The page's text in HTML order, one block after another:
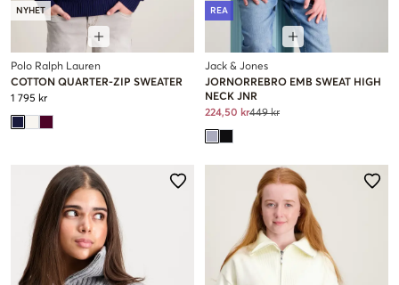
NYHET
Polo Ralph Lauren
COTTON QUARTER-ZIP SWEATER
1 795 kr
REA
Jack & Jones
JORNORREBRO EMB SWEAT HIGH
NECK JNR
224,50 kr449 kr